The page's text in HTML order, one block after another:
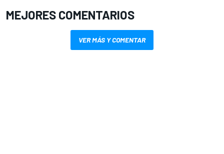
MEJORES COMENTARIOS
VER MÁS Y COMENTAR